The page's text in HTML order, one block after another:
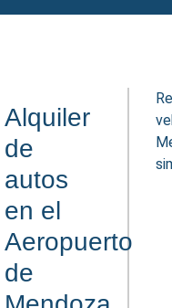
Alquiler
de
autos
en el
Aeropuerto
de